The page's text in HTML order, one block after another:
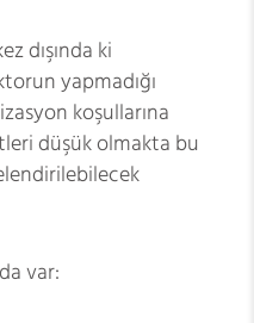
dışında ki
yapmadığı
koşullarına
düşük olmakta bu
var: